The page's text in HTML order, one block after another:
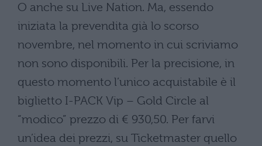
O anche su Live Nation. Ma, essendo
iniziata la prevendita già lo scorso
novembre, nel momento in cui scriviamo
non sono disponibili. Per la precisione, in
questo momento l’unico acquistabile è il
biglietto I-PACK Vip – Gold Circle al
“modico” prezzo di € 930,50. Per farvi
un’idea dei prezzi, su Ticketmaster quello